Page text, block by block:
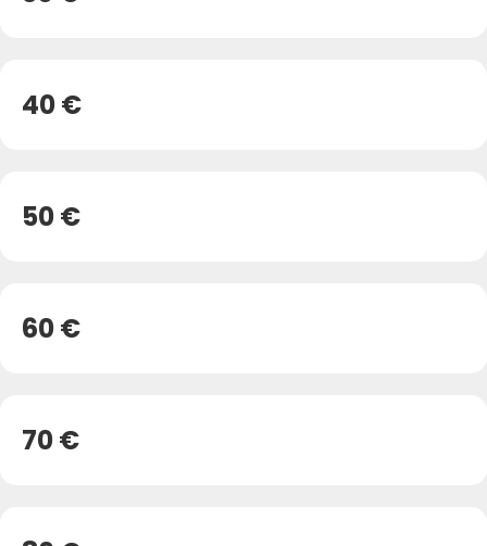
40 €
50 €
60 €
70 €